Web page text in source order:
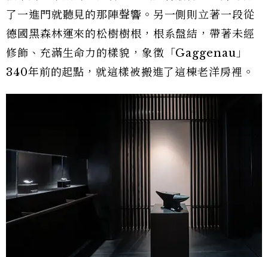
了一進門就聽見的那陣聲響。另一側則立著一段從
德國黑森林運來的松樹樹根，根系盤結，帶著未經
修飾、充滿生命力的樣貌，象徵「Gaggenau」
340年前的起點，就這樣被搬進了這棟老洋房裡。